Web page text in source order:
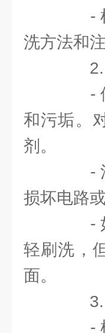
- 检
洗方法和
2.
- 使
和污垢。
剂。
- 注
损坏电路
- 如
轻刷洗，
面。
3.
- 根